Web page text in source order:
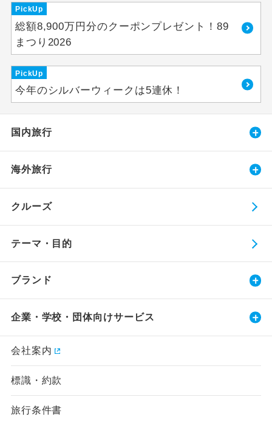
PickUp
総額8,900万円分のクーポンプレゼント！89
まつり2026
PickUp
今年のシルバーウィークは5連休！
国内旅行
海外旅行
クルーズ
テーマ・目的
ブランド
企業・学校・団体向けサービス
会社案内
標識・約款
旅行条件書